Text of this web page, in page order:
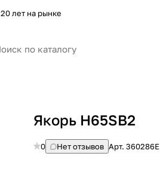
20 лет на рынке
Якорь H65SB2
0 Нет отзывов Арт.360286E